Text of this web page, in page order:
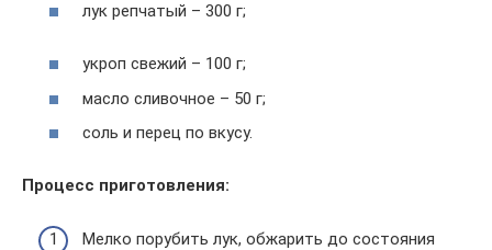
лук репчатый – 300 г;
укроп свежий – 100 г;
масло сливочное – 50 г;
соль и перец по вкусу.
Процесс приготовления:
Мелко порубить лук, обжарить до состояния